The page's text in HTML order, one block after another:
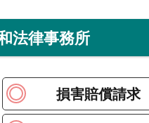
法律事務所
損害賠償請求